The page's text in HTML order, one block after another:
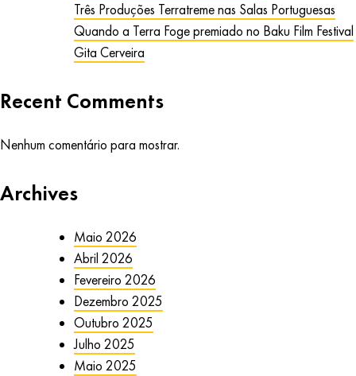
Três Produções Terratreme nas Salas Portuguesas
Quando a Terra Foge premiado no Baku Film Festival
Gita Cerveira
Recent Comments
Nenhum comentário para mostrar.
Archives
Maio 2026
Abril 2026
Fevereiro 2026
Dezembro 2025
Outubro 2025
Julho 2025
Maio 2025